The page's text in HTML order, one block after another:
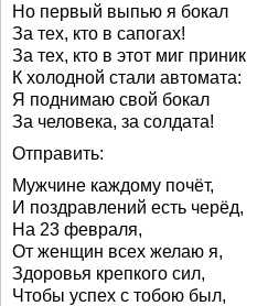
Но первый выпью я бокал
За тех, кто в сапогах!
За тех, кто в этот миг приник
К холодной стали автомата:
Я поднимаю свой бокал
За человека, за солдата!
Отправить:
Мужчине каждому почёт,
И поздравлений есть черёд,
На 23 февраля,
От женщин всех желаю я,
Здоровья крепкого сил,
Чтобы успех с тобою был,